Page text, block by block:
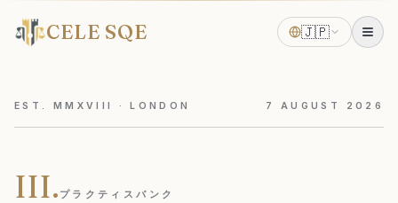
CELE SQE 🇯🇵
EST. MMXVIII · LONDON 7 AUGUST 2026
III. プラクティスバンク